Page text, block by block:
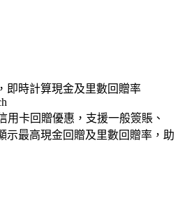
即時計算現金及里數回贈率
用卡回贈優惠，支援一般簽賬、
示最高現金回贈及里數回贈率，助